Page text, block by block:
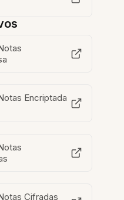
Encriptada
Cifradas